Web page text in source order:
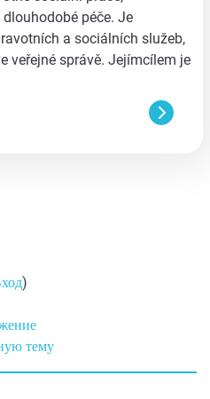
péče. Je
a sociálních služeb,
veřejné správě. Jejímcílem je
)
тему